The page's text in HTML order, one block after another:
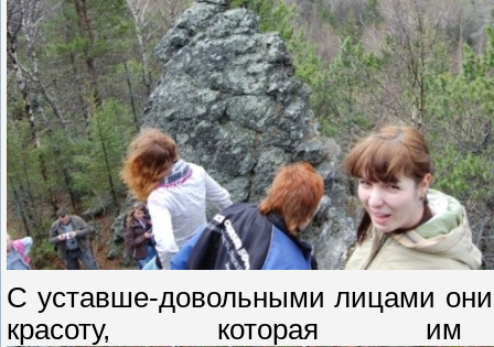
С уставше-довольными лицами они
красоту, которая